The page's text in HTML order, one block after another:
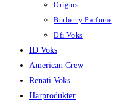
Origins
Burberry Parfume
Dfi Voks
ID Voks
American Crew
Renati Voks
Hårprodukter